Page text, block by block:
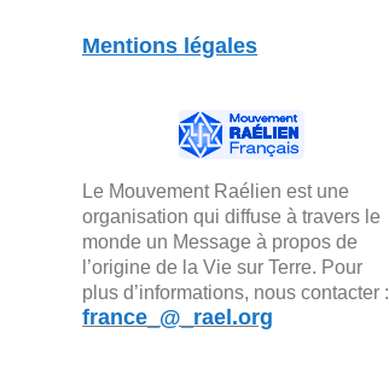
Mentions légales
Le Mouvement Raélien est une
organisation qui diffuse à travers le
monde un Message à propos de
l’origine de la Vie sur Terre. Pour
plus d’informations, nous contacter :
france_@_rael.org